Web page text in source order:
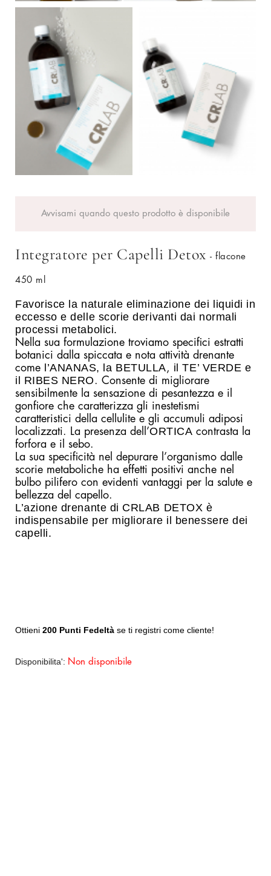
Avvisami quando questo prodotto è disponibile
Integratore per Capelli Detox - flacone
450 ml
Favorisce la naturale eliminazione dei liquidi in
eccesso e delle scorie derivanti dai normali
processi metabolici.
Nella sua formulazione troviamo specifici estratti
botanici dalla spiccata e nota attività drenante
come
l’ANANAS, la BETULLA, il TE’ VERDE e
il RIBES NERO . Consente di migliorare
sensibilmente la sensazione di pesantezza e il
gonfiore che caratterizza gli inestetismi
caratteristici della cellulite e gli accumuli adiposi
localizzati. La presenza dell’ORTICA contrasta la
forfora e il sebo.
La sua specificità nel depurare l’organismo dalle
scorie metaboliche ha effetti positivi anche nel
bulbo pilifero con evidenti vantaggi per la salute e
bellezza del capello.
L’azione drenante di CRLAB DETOX è
indispensabile per migliorare il benessere dei
capelli.
Ottieni 200 Punti Fedeltà se ti registri come cliente!
Disponibilita': Non disponibile